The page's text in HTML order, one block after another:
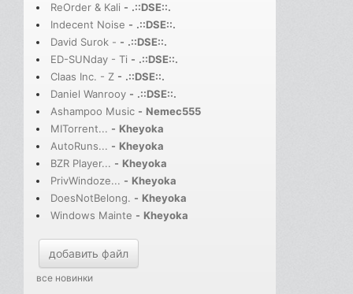
ReOrder & Kali - .::DSE::.
Indecent Noise - .::DSE::.
David Surok - - .::DSE::.
ED-SUNday - Ti - .::DSE::.
Claas Inc. - Z - .::DSE::.
Daniel Wanrooy - .::DSE::.
Ashampoo Music - Nemec555
MITorrent... - Kheyoka
AutoRuns... - Kheyoka
BZR Player... - Kheyoka
PrivWindoze... - Kheyoka
DoesNotBelong. - Kheyoka
Windows Mainte - Kheyoka
добавить файл
все новинки